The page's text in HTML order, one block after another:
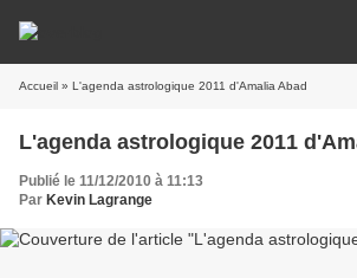
Accueil » L'agenda astrologique 2011 d'Amalia Abad
L'agenda astrologique 2011
Publié le 11/12/2010 à 11:13
Par Kevin Lagrange